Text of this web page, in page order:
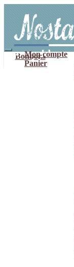
navigation
contenu
Mon compte
Panier
Bonbons